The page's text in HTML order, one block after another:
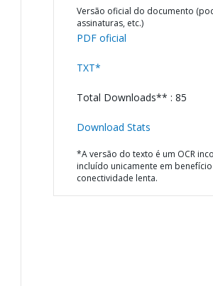
Versão oficial do documento
assinaturas, etc.)
PDF oficial
TXT*
Total Downloads** : 85
Download Stats
*A versão do texto é um OCR
incluído unicamente em
conectividade lenta.